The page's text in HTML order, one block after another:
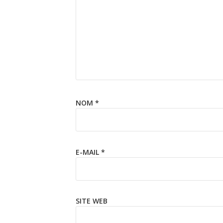
NOM *
E-MAIL *
SITE WEB